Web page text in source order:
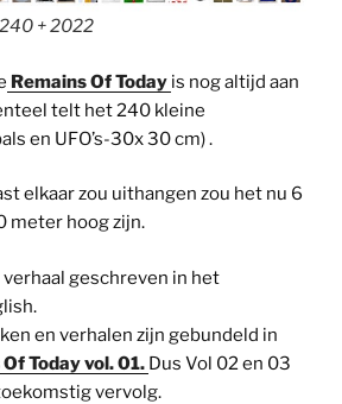
+ 2022
Remains Of Today is nog altijd aan
telt het 240 kleine
en UFO’s-30x 30 cm) .
elkaar zou uithangen zou het nu 6
meter hoog zijn.
geschreven in het
en verhalen zijn gebundeld in
Today vol. 01. Dus Vol 02 en 03
vervolg.